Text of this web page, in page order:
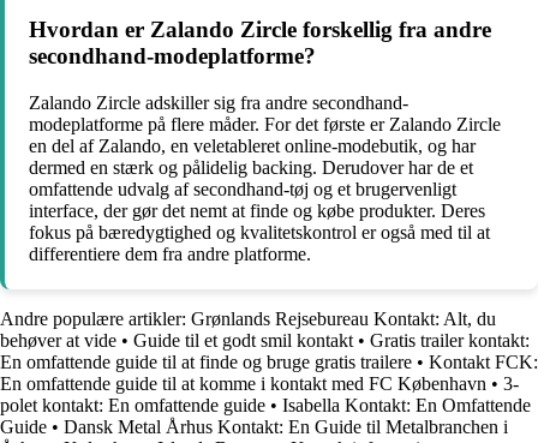
Hvordan er Zalando Zircle forskellig fra andre
secondhand-modeplatforme?
Zalando Zircle adskiller sig fra andre secondhand-
modeplatforme på flere måder. For det første er Zalando Zircle
en del af Zalando, en veletableret online-modebutik, og har
dermed en stærk og pålidelig backing. Derudover har de et
omfattende udvalg af secondhand-tøj og et brugervenligt
interface, der gør det nemt at finde og købe produkter. Deres
fokus på bæredygtighed og kvalitetskontrol er også med til at
differentiere dem fra andre platforme.
Andre populære artikler: Grønlands Rejsebureau Kontakt: Alt, du
behøver at vide • Guide til et godt smil kontakt • Gratis trailer kontakt:
En omfattende guide til at finde og bruge gratis trailere • Kontakt FCK:
En omfattende guide til at komme i kontakt med FC København • 3-
polet kontakt: En omfattende guide • Isabella Kontakt: En Omfattende
Guide • Dansk Metal Århus Kontakt: En Guide til Metalbranchen i